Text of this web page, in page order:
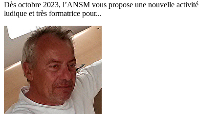
Dès octobre 2023, l’ANSM vous propose une nouvelle activité
ludique et très formatrice pour...